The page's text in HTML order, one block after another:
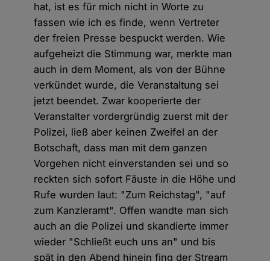
hat, ist es für mich nicht in Worte zu
fassen wie ich es finde, wenn Vertreter
der freien Presse bespuckt werden. Wie
aufgeheizt die Stimmung war, merkte man
auch in dem Moment, als von der Bühne
verkündet wurde, die Veranstaltung sei
jetzt beendet. Zwar kooperierte der
Veranstalter vordergründig zuerst mit der
Polizei, ließ aber keinen Zweifel an der
Botschaft, dass man mit dem ganzen
Vorgehen nicht einverstanden sei und so
reckten sich sofort Fäuste in die Höhe und
Rufe wurden laut: "Zum Reichstag", "auf
zum Kanzleramt". Offen wandte man sich
auch an die Polizei und skandierte immer
wieder "Schließt euch uns an" und bis
spät in den Abend hinein fing der Stream